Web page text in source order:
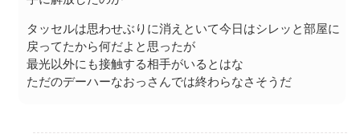
タッセルは思わせぶりに消えといて今日はシレッと部屋に
戻ってたから何だよと思ったが
最光以外にも接触する相手がいるとはな
ただのデーハーなおっさんでは終わらなさそうだ